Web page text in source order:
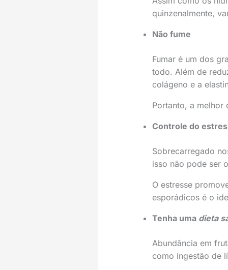
quinzenalmente,
Não fume
Fumar é um dos
todo. Além de
colágeno e a
Portanto, a melhor
Controle do
Sobrecarregado
isso não pode ser
O estresse
esporádicos é o
Tenha uma dieta
Abundância em
como ingestão de